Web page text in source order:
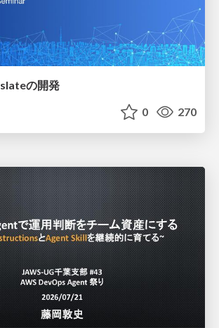
の開発
0 270